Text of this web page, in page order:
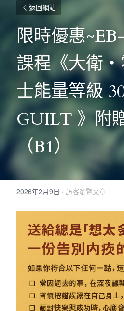
返回網站
限時優惠
課程《大衛
士能量等級
GUILT 》附
（B1）
2026年2月9日 · 訪客瀏覽文章